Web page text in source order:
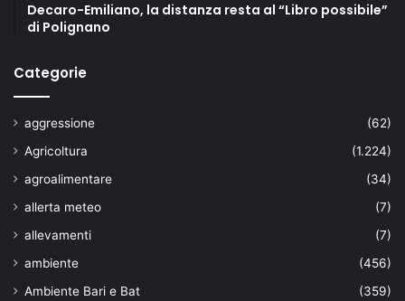
Decaro-Emiliano, la distanza resta al “Libro possibile”
di Polignano
Categorie
aggressione
(62)
Agricoltura
(1.224)
agroalimentare
(34)
allerta meteo
(7)
allevamenti
(7)
ambiente
(456)
Ambiente Bari e Bat
(359)